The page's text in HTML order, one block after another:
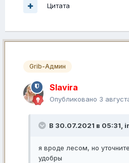
Цитата
Grib-Админ
Slavira
Опубликовано 3
В 30.07.2021 в 05:31,
я вроде лесом, но
удобры